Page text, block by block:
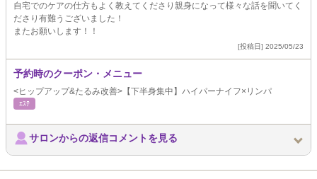
自宅でのケアの仕方もよく教えてくださり親身になって様々な話を聞いてく
ださり有難うございました！
またお願いします！！
[投稿日] 2025/05/23
予約時のクーポン・メニュー
<ヒップアップ&たるみ改善>【下半身集中】ハイパーナイフ×リンパ
ｴｽﾃ
サロンからの返信コメントを見る